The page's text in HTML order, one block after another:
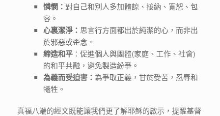
憐憫： 對自己和別人多加體諒、接納、寬恕、包
容。
心裏潔淨： 思言行方面都出於純潔的心，而非出
於邪惡或歪念。
締造和平：促進個人與團體(家庭、工作、社會)
的和平共融，避免製造紛爭。
為義而受迫害： 為爭取正義，甘於受苦，忍辱和
犧牲。
真福八端的經文既能讓我們更了解耶穌的啟示，提醒基督